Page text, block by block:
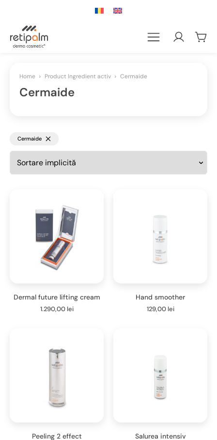
Home Product Ingredient activ Cermaide
Cermaide
Cermaide
Dermal future lifting cream
1.290,00 lei
Hand smoother
129,00 lei
Peeling 2 effect Salurea intensiv